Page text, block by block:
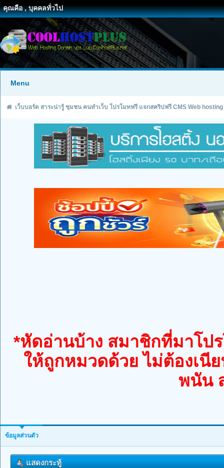
คุณคือ , บุคคลทั่วไป
Menu
เว็บบอร์ด สาระน่ารู้ ชุมชน คนทำเว็บ โปรโมทฟรี แจกสคริปฟรี CMS Web hosting
*หัดอ่านบ้าง สมาชิกที่มาโป
ให้ถูกหมวดด้วย ไม่ต้องเนี
พนัน
ข้อมูลส่วนตัว
แสดงกระทู้